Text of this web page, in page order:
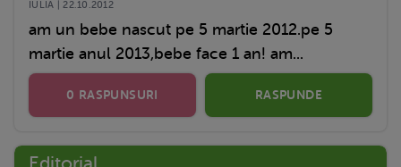
IULIA | 22.10.2012
am un bebe nascut pe 5 martie 2012.pe 5
martie anul 2013,bebe face 1 an! am...
0 RASPUNSURI RASPUNDE